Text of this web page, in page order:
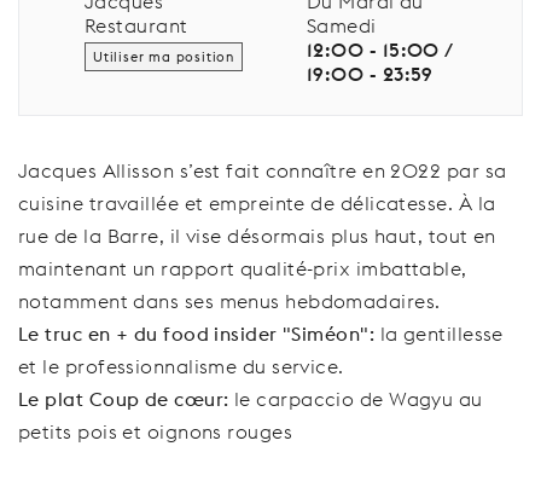
Restaurant
Utiliser ma position
Samedi
12:00 - 15:00 /
19:00 - 23:59
Jacques Allisson s’est fait connaître en 2022 par sa
cuisine travaillée et empreinte de délicatesse. À la
rue de la Barre, il vise désormais plus haut, tout en
maintenant un rapport qualité-prix imbattable,
notamment dans ses menus hebdomadaires.
Le truc en + du food insider "Siméon": la gentillesse
et le professionnalisme du service.
Le plat Coup de cœur: lecarpaccio de Wagyu au
petits pois et oignons rouges